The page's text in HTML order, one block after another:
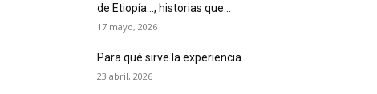
de Etiopía…, historias que...
17 mayo, 2026
Para qué sirve la experiencia
23 abril, 2026